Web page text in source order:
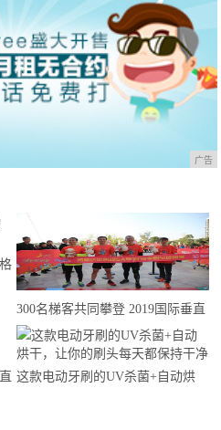
广告
300名梯客共同攀登 2019国际垂直
马拉松超级精英赛顺德海骏达中心
站欢乐开跑
这款电动牙刷的UV杀菌+自动烘